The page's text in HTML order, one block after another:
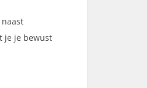
je je bewust